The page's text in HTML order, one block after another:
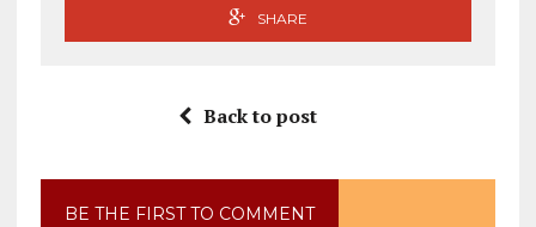
SHARE
Back to post
BE THE FIRST TO COMMENT